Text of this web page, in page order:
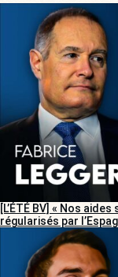
[L’ÉTÉ BV] « Nos
régularisés par